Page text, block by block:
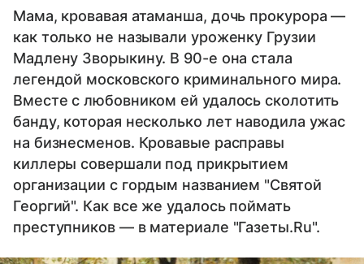
Мама, кровавая атаманша, дочь прокурора —
как только не называли уроженку Грузии
Мадлену Зворыкину. В 90-е она стала
легендой московского криминального мира.
Вместе с любовником ей удалось сколотить
банду, которая несколько лет наводила ужас
на бизнесменов. Кровавые расправы
киллеры совершали под прикрытием
организации с гордым названием "Святой
Георгий". Как все же удалось поймать
преступников — в материале "Газеты.Ru".